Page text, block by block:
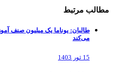
مطالب مرتبط
طالبان: یوناما یک میلیون صنف
می‌کند
15 ثور 1403